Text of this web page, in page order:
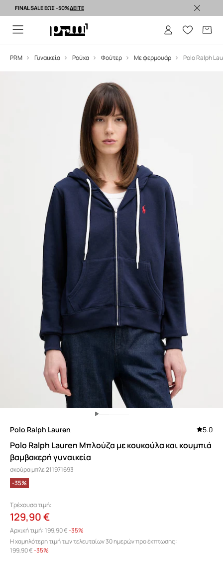
FINAL SALE ΕΩΣ -50%ΔΕΙΤΕ
PRM Γυναικεία Ρούχα Φούτερ Με φερμουάρ
Polo Ralph Lauren 5.0
Polo Ralph Lauren Μπλούζα με κουκούλα και κουμπιά
βαμβακερή γυναικεία
σκούρα μπλε 211971693
-35%
Τρέχουσα τιμή:
129,90 €
Αρχική τιμή:199,90 €-35%
Η χαμηλότερη τιμή των τελευταίων 30 ημερών προ έκπτωσης:
199,90 € -35%